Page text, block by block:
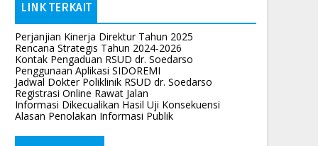
LINK TERKAIT
Perjanjian Kinerja Direktur Tahun 2025
Rencana Strategis Tahun 2024-2026
Kontak Pengaduan RSUD dr. Soedarso
Penggunaan Aplikasi SIDOREMI
Jadwal Dokter Poliklinik RSUD dr. Soedarso
Registrasi Online Rawat Jalan
Informasi Dikecualikan Hasil Uji Konsekuensi
Alasan Penolakan Informasi Publik